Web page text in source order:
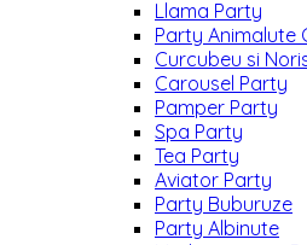
Llama Party
Party Animalute
Curcubeu si
Carousel Party
Pamper Party
Spa Party
Tea Party
Aviator Party
Party Buburuze
Party Albinute